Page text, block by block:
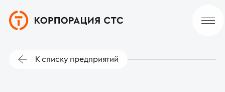
К списку предприятий